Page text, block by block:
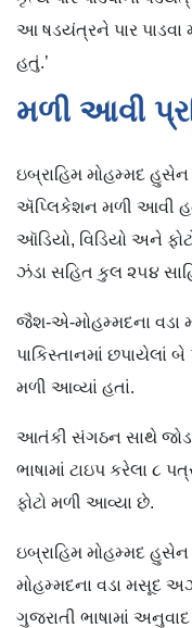
આ ષડયંત્રને પાર પાડવા
હતું.’
મળી આવી
ઇબ્રાહિમ મોહમ્મદ હુસેન
ઍપ્લિકેશન મળી આવી
ઑડિયો, વિડિયો અને
ઝંડા સહિત કુલ ૨૫૪
જૈશ-એ-મોહમ્મદના વડા
પાકિસ્તાનમાં છપાયેલાં
મળી આવ્યાં હતાં.
આતંકી સંગઠન સાથે
ભાષામાં ટાઇપ કરેલા ૮
ફોટો મળી આવ્યા છે.
ઇબ્રાહિમ મોહમ્મદ
મોહમ્મદના વડા મસૂદ
ગુજરાતી ભાષામાં